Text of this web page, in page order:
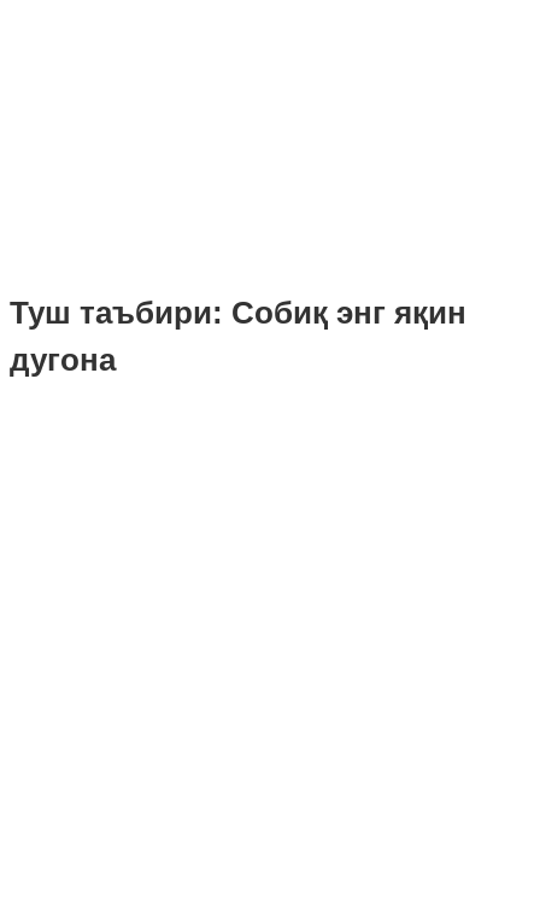
Туш таъбири: Собиқ энг яқин
дугона